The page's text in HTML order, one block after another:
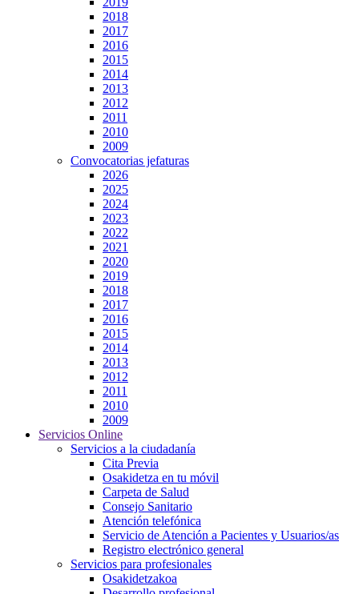
2018
2017
2016
2015
2014
2013
2012
2011
2010
2009
Convocatorias jefaturas
2026
2025
2024
2023
2022
2021
2020
2019
2018
2017
2016
2015
2014
2013
2012
2011
2010
2009
Servicios Online
Servicios a la ciudadanía
Cita Previa
Osakidetza en tu móvil
Carpeta de Salud
Consejo Sanitario
Atención telefónica
Servicio de Atención a Pacientes y Usuarios/as
Registro electrónico general
Servicios para profesionales
Osakidetzakoa